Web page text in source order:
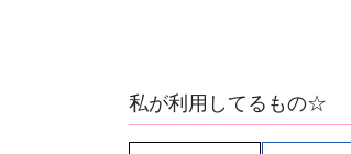
私が利用してるもの☆